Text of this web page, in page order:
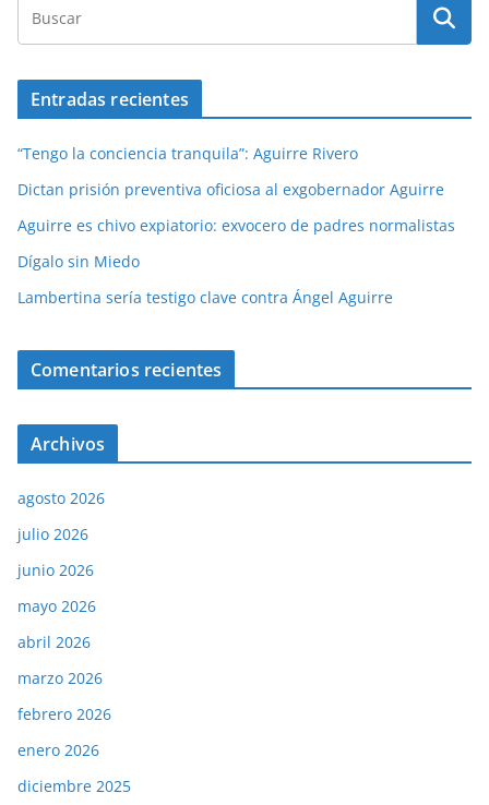
Entradas recientes
“Tengo la conciencia tranquila”: Aguirre Rivero
Dictan prisión preventiva oficiosa al exgobernador Aguirre
Aguirre es chivo expiatorio: exvocero de padres normalistas
Dígalo sin Miedo
Lambertina sería testigo clave contra Ángel Aguirre
Comentarios recientes
Archivos
agosto 2026
julio 2026
junio 2026
mayo 2026
abril 2026
marzo 2026
febrero 2026
enero 2026
diciembre 2025